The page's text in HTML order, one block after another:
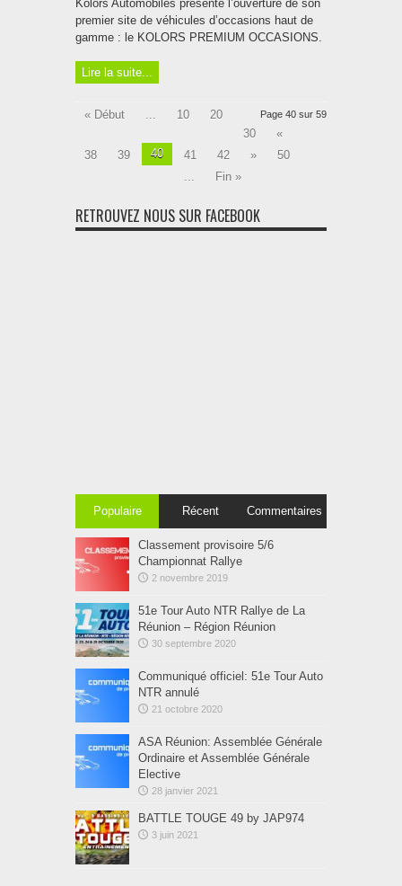
Kolors Automobiles présente l’ouverture de son
premier site de véhicules d’occasions haut de
gamme : le KOLORS PREMIUM OCCASIONS.
Lire la suite...
Page 40 sur 59
« Début ... 10
20
30
«
38
39 40 41 42 »
50
...
Fin »
RETROUVEZ NOUS SUR FACEBOOK
Populaire Récent Commentaires
Classement provisoire 5/6
Championnat Rallye
2 novembre 2019
51e Tour Auto NTR Rallye de La
Réunion – Région Réunion
30 septembre 2020
Communiqué officiel: 51e Tour Auto
NTR annulé
21 octobre 2020
ASA Réunion: Assemblée Générale
Ordinaire et Assemblée Générale
Elective
28 janvier 2021
BATTLE TOUGE 49 by JAP974
3 juin 2021